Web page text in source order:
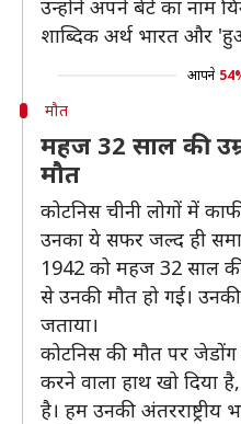
उन्होंने अपने बेटे का नाम
शाब्दिक अर्थ भारत और
आपने
मौत
महज 32 साल की
मौत
कोटनिस चीनी लोगों में
उनका ये सफर जल्द ही
1942 को महज 32 साल की
से उनकी मौत हो गई।
जताया।
कोटनिस की मौत पर
करने वाला हाथ खो दिया
है। हम उनकी